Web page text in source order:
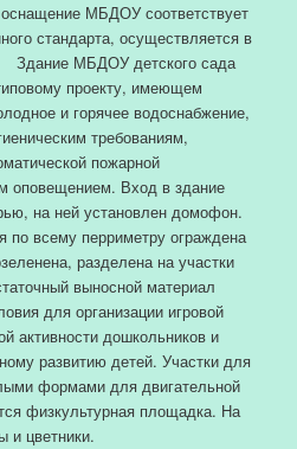
МБДОУ соответствует
стандарта, осуществляется в
Здание МБДОУ детского сада
проекту, имеющем
и горячее водоснабжение,
требованиям,
пожарной
оповещением. Вход в здание
на ней установлен домофон.
перриметру ограждена
разделена на участки
выносной материал
для организации игровой
активности дошкольников и
развитию детей. Участки для
формами для двигательной
физкультурная площадка. На
и цветники.